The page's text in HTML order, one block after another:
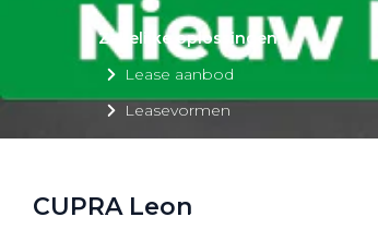
Zakelijke oplossingen
Lease aanbod
Leasevormen
Lease a Bike
CUPRA Leon